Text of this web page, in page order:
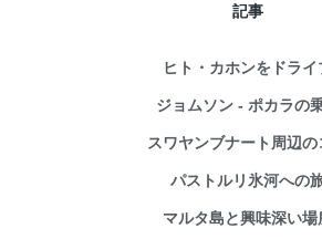
記事
ヒト・カホンをドライ
ジョムソン - ポカラの
スワヤンブナート周辺の
パストルリ氷河への
マルタ島と興味深い場